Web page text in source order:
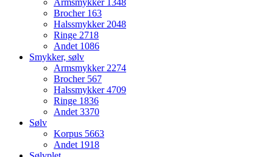
Armsmykker 1348
Brocher 163
Halssmykker 2048
Ringe 2718
Andet 1086
Smykker, sølv
Armsmykker 2274
Brocher 567
Halssmykker4709
Ringe 1836
Andet 3370
Sølv
Korpus 5663
Andet 1918